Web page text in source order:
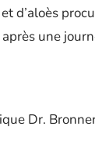
d’aloès
une
Dr.